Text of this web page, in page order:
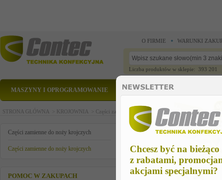
Chcesz być na bieżąco
z rabatami,
akcjami specjalnymi?
O FIRMIE WARUNKI
Liczba produktów w sklepie: 393 201
MASZYNY I OPROGRAMOWANIE CZĘŚCI ZAMIENNE
STRONA GŁÓWNA > KROJOWNIA > Części zamienne do noży krojczych >Części
Części zamienne do noży krojczych
Części zamienne do noży krojczych
POMOC W ZAKUPACH
CZĘŚĆ ZAMIENNA